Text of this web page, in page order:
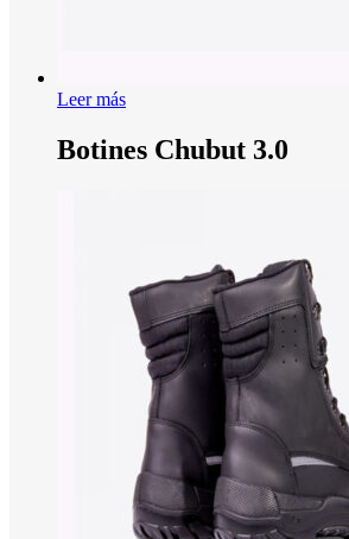
Leer más
Botines Chubut 3.0